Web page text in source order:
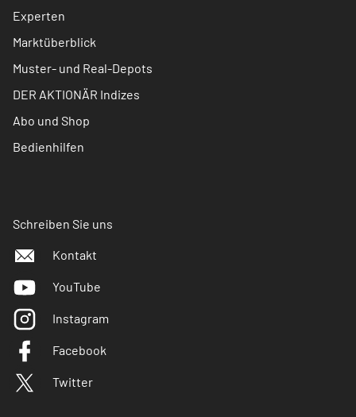
Experten
Marktüberblick
Muster- und Real-Depots
DER AKTIONÄR Indizes
Abo und Shop
Bedienhilfen
Schreiben Sie uns
Kontakt
YouTube
Instagram
Facebook
Twitter